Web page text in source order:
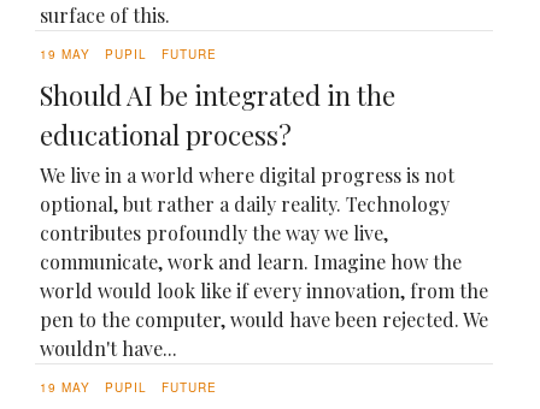
surface of this.
19 MAY PUPIL FUTURE
Should AI be integrated in the
educational process?
We live in a world where digital progress is not
optional, but rather a daily reality. Technology
contributes profoundly the way we live,
communicate, work and learn. Imagine how the
world would look like if every innovation, from the
pen to the computer, would have been rejected. We
wouldn't have...
19 MAY PUPIL FUTURE